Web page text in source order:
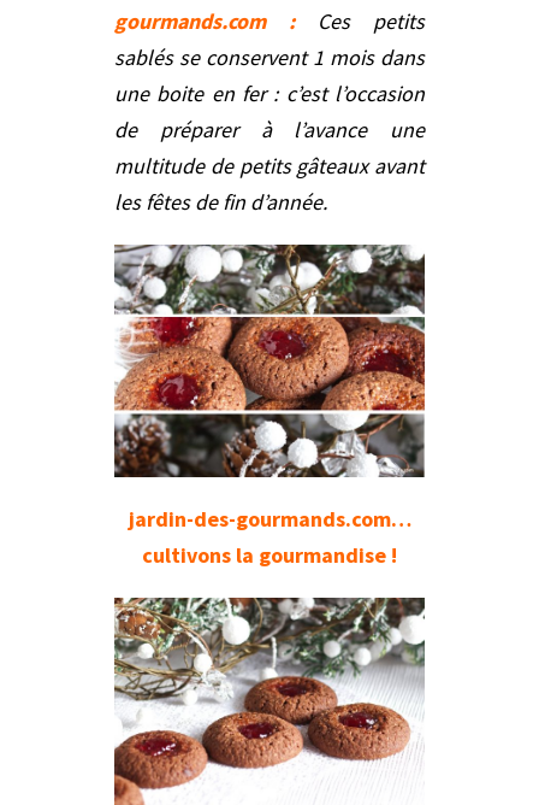
gourmands.com : Ces petits
sablés se conservent 1 mois dans
une boite en fer : c’est l’occasion
de préparer à l’avance une
multitude de petits gâteaux avant
les fêtes de fin d’année.
jardin-des-gourmands.com…
cultivons la gourmandise !